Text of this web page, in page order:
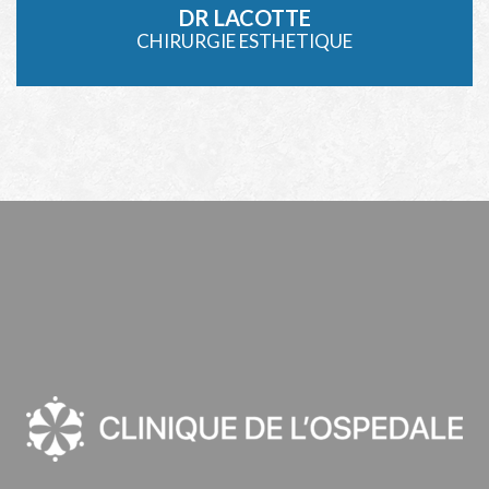
DR LACOTTE
CHIRURGIE ESTHETIQUE